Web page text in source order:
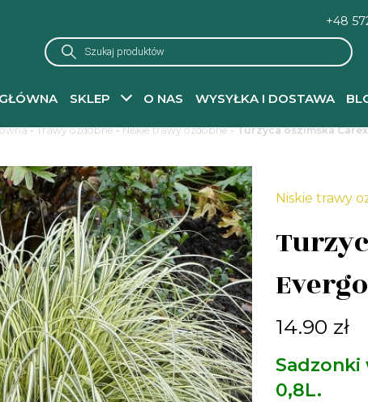
+48
Wyszukiwarka
produktów
SKLEP O NAS WYSYŁKA I DOSTAWA
-Trawy ozdobne-Niskie trawy ozdobne- Turzyca oszimska
Niskie trawy
14.90 zł
0,8L.